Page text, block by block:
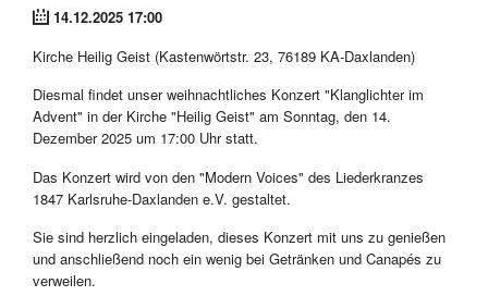
14.12.2025 17:00
Kirche Heilig Geist (Kastenwörtstr. 23, 76189 KA-Daxlanden)
Diesmal findet unser weihnachtliches Konzert "Klanglichter im
Advent" in der Kirche "Heilig Geist" am Sonntag, den 14.
Dezember 2025 um 17:00 Uhr statt.
Das Konzert wird von den "Modern Voices" des Liederkranzes
1847 Karlsruhe-Daxlanden e.V. gestaltet.
Sie sind herzlich eingeladen, dieses Konzert mit uns zu genießen
und anschließend noch ein wenig bei Getränken und Canapés zu
verweilen.